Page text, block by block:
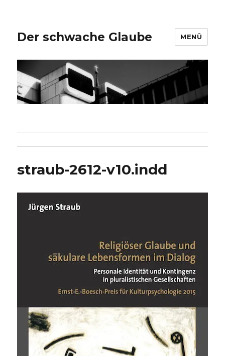
Der schwache Glaube MENÜ
straub-2612-v10.indd